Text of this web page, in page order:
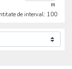
m
de interval: 100